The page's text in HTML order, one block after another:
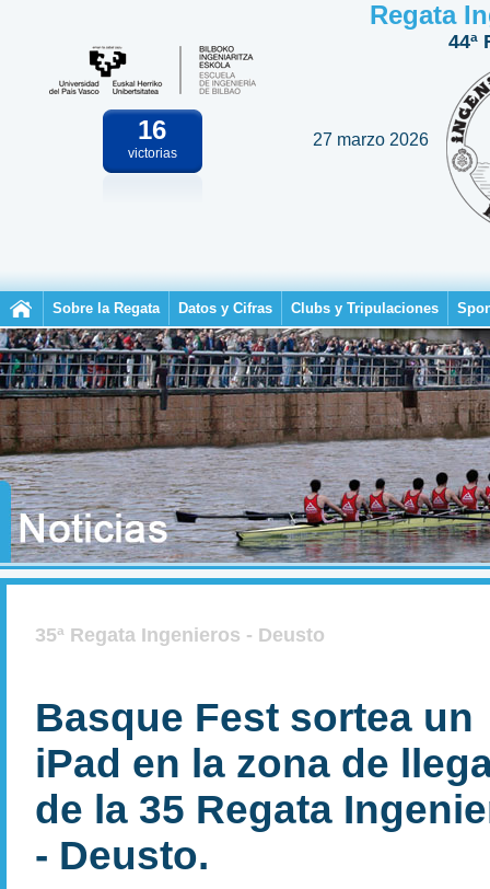
16
victorias
Regata
44ª
27 marzo 2026
Sobre la Regata Datos y Cifras Clubs y Tripulaciones
35ª Regata Ingenieros - Deusto
Basque Fest sortea un
iPad en la zona de
de la 35 Regata
- Deusto.